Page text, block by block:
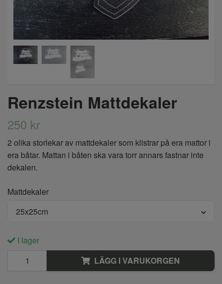
Renzstein Mattdekaler
250 kr
2 olika storlekar av mattdekaler som klistrar på era mattor i
era båtar. Mattan i båten ska vara torr annars fastnar inte
dekalen.
Mattdekaler
25x25cm
I lager
LÄGG I VARUKORGEN